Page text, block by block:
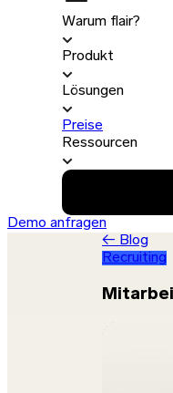
Warum flair?
Produkt
Lösungen
Preise
Ressourcen
Demo anfragen
← Blog
Recruiting